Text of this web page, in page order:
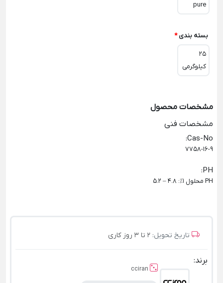
pure
بسته بندی *
25
کیلوگرمی
مشخصات محصول
مشخصات فنی
Cas-No
:
7758-16-9
PH
:
PH محلول 1٪: 4.8 – 5.2
تاریخ تحویل: 2 تا 3 روز کاری
برند:
cciran